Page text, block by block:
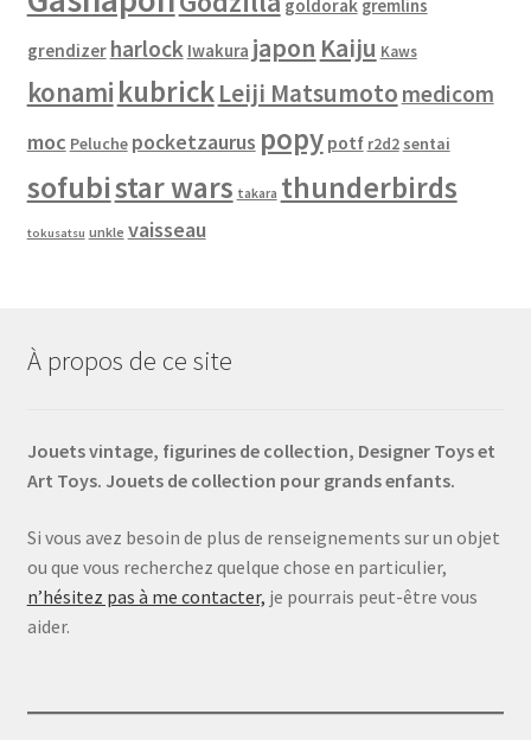
goldorak gremlins
grendizer harlock Iwakura japon Kaiju Kaws
konami kubrickLeiji Matsumoto medicom
moc Peluche pocketzaurus popy potf r2d2 sentai
sofubistar wars takara thunderbirds
tokusatsu unkle vaisseau
À propos de ce site
Jouets vintage, figurines de collection, Designer Toys et
Art Toys. Jouets de collection pour grands enfants.
Si vous avez besoin de plus de renseignements sur un objet
ou que vous recherchez quelque chose en particulier,
n’hésitez pas à me contacter, je pourrais peut-être vous
aider.